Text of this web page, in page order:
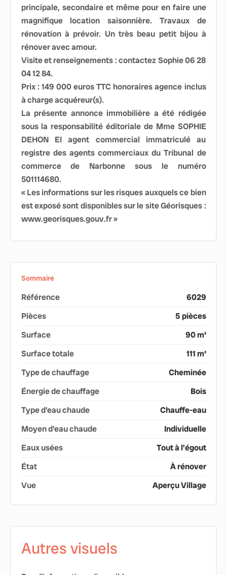
principale, secondaire et même pour en faire une
magnifique location saisonnière. Travaux de
rénovation à prévoir. Un très beau petit bijou à
rénover avec amour.
Visite et renseignements : contactez Sophie 06 28
04 12 84.
Prix : 149 000 euros TTC honoraires agence inclus
à charge acquéreur(s).
La présente annonce immobilière a été rédigée
sous la responsabilité éditoriale de Mme SOPHIE
DEHON EI agent commercial immatriculé au
registre des agents commerciaux du Tribunal de
commerce de Narbonne sous le numéro
501114680.
« Les informations sur les risques auxquels ce bien
est exposé sont disponibles sur le site Géorisques :
www.georisques.gouv.fr »
Sommaire
Référence
6029
Pièces
5 pièces
Surface
90 m²
Surface totale
111 m²
Type de chauffage
Cheminée
Énergie de chauffage
Bois
Type d'eau chaude
Chauffe-eau
Moyen d'eau chaude
Individuelle
Eaux usées
Tout à l'égout
État
À rénover
Vue
Aperçu Village
Autres visuels